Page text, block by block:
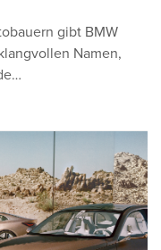
gibt BMW
Namen,